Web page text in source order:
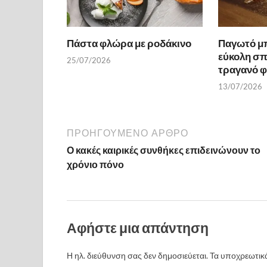
Πάστα φλώρα με ροδάκινο
25/07/2026
Παγωτό
εύκολη
τραγανό
13/07/2026
ΠΡΟΗΓΟΎΜΕΝΟ ΆΡΘΡΟ
Ο κακές καιρικές συνθήκες επιδεινώνουν το
χρόνιο πόνο
Αφήστε μια απάντηση
Η ηλ. διεύθυνση σας δεν δημοσιεύεται.Τα